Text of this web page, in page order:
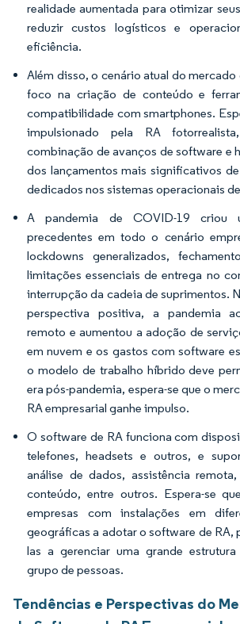
realidade aumentada para otimizar
reduzir custos logísticos e
eficiência.
Além disso, o cenário atual do
foco na criação de conteúdo e
compatibilidade com smartphones.
impulsionado pela RA
combinação de avanços de software e
dos lançamentos mais significativos
dedicados nos sistemas operacionais
A pandemia de COVID-19 criou
precedentes em todo o cenário
lockdowns generalizados,
limitações essenciais de entrega no
interrupção da cadeia de suprimentos.
perspectiva positiva, a pandemia
remoto e aumentou a adoção de
em nuvem e os gastos com software
o modelo de trabalho híbrido deve
era pós-pandemia, espera-se que o
RA empresarial ganhe impulso.
O software de RA funciona com
telefones, headsets e outros, e
análise de dados, assistência
conteúdo, entre outros. Espera-se
empresas com instalações em
geográficas a adotar o software de RA,
las a gerenciar uma grande
grupo de pessoas.
Tendências e Perspectivas do